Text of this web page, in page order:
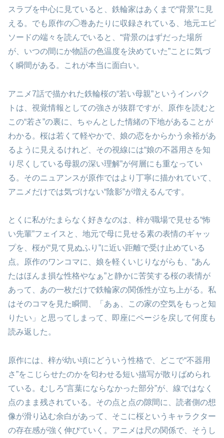
スラブを中心に見ていると、鉄輪家はあくまで“背景”に見
える。でも原作の◯巻あたりに収録されている、地元エピ
ソードの端々を読んでいると、“背景のはずだった場所
が、いつの間にか物語の色温度を決めていた”ことに気づ
く瞬間がある。これが本当に面白い。
アニメ7話で描かれた鉄輪桜の“若い母親”というインパク
トは、視覚情報としての強さが抜群ですが、原作を読むと
この“若さ”の裏に、ちゃんとした情緒の下地があることが
わかる。桜は若くて軽やかで、娘の恋をからかう余裕があ
るように見えるけれど、その視線には“娘の不器用さを知
り尽くしている母親の深い理解”が何層にも重なってい
る。そのニュアンスが原作ではより丁寧に描かれていて、
アニメだけでは気づけない“陰影”が増えるんです。
とくに私がたまらなく好きなのは、梓が職場で見せる“怖
い先輩”フェイスと、地元で母に見せる素の表情のギャッ
プを、桜が“見て見ぬふり”に近い距離で受け止めている
点。原作のワンコマに、娘を軽くいじりながらも、“あん
たはほんま損な性格やなぁ”と静かに苦笑する桜の表情が
あって、あの一枚だけで鉄輪家の関係性が立ち上がる。私
はそのコマを見た瞬間、「あぁ、この家の空気をもっと知
りたい」と思ってしまって、即座にページを戻して何度も
読み返した。
原作には、梓が幼い頃にどういう性格で、どこで“不器用
さ”をこじらせたのかを匂わせる短い描写が散りばめられ
ている。むしろ“言葉にならなかった部分”が、線ではなく
点のまま残されている。その点と点の隙間に、読者側の想
像が滑り込む余白があって、そこに桜というキャラクター
の存在感が強く伸びていく。アニメは尺の関係で、そうし